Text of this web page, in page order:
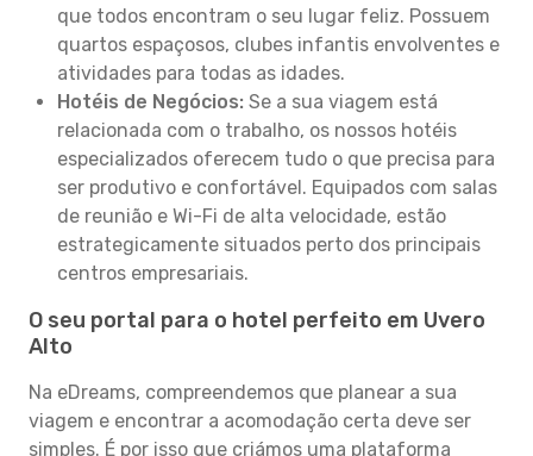
que todos encontram o seu lugar feliz. Possuem
quartos espaçosos, clubes infantis envolventes e
atividades para todas as idades.
Hotéis de Negócios: Se a sua viagem está
relacionada com o trabalho, os nossos hotéis
especializados oferecem tudo o que precisa para
ser produtivo e confortável. Equipados com salas
de reunião e Wi-Fi de alta velocidade, estão
estrategicamente situados perto dos principais
centros empresariais.
O seu portal para o hotel perfeito em Uvero
Alto
Na eDreams, compreendemos que planear a sua
viagem e encontrar a acomodação certa deve ser
simples. É por isso que criámos uma plataforma